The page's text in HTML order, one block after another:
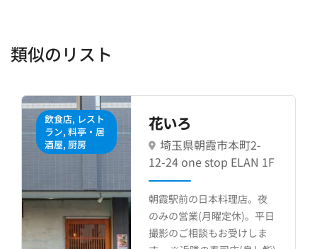
類似のリスト
飲食店, レスト
ラン, 料亭・居
酒屋, 厨房
花いろ
埼玉県朝霞市本町2-
12-24 one stop ELAN 1F
朝霞駅前の日本料理店。夜
のみの営業(月曜定休)。平日
撮影のご相談もお受けしま